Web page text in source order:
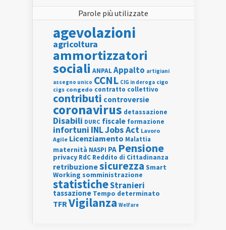
Parole più utilizzate
agevolazioni
agricoltura
ammortizzatori
sociali ANPALAppalto artigiani
assegno unico CCNL CIG in deroga cigo
cigs congedo contratto collettivo
contributi controversie
coronavirus detassazione
Disabili DURC fiscale formazione
infortuni INLJobs Act Lavoro
Agile Licenziamento Malattia
maternità NASPI PA Pensione
privacy RdC Reddito di Cittadinanza
retribuzionesicurezza Smart
Working somministrazione
statisticheStranieri
tassazione Tempo determinato
TFRVigilanza Welfare